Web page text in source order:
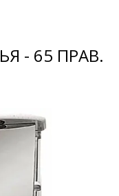
- 65 ПРАВ.